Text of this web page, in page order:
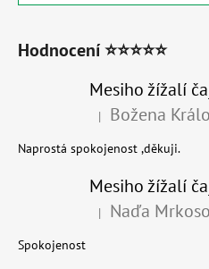
Hodnocení ⭐⭐⭐⭐⭐
Hodnocení produktu
| Božena
Naprostá spokojenost ,děkuji.
Hodnocení produktu
| Naďa
Spokojenost